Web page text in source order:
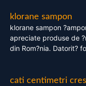
klorane sampon
klorane sampon
apreciate produse de
din Rom?nia. Datorit?
cati centimetri